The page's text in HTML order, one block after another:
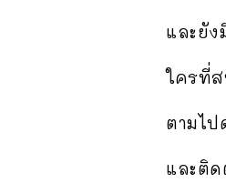
และยั
ใครที่ส
ตามไป
และติด